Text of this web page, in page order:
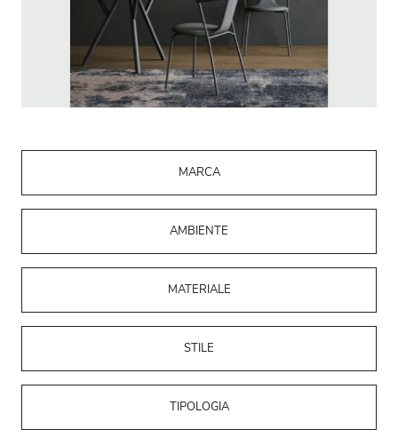
MARCA
AMBIENTE
MATERIALE
STILE
TIPOLOGIA